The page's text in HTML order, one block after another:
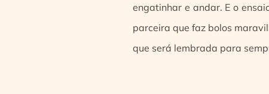
engatinhar e andar. E o
parceira que faz bolos
que será lembrada para